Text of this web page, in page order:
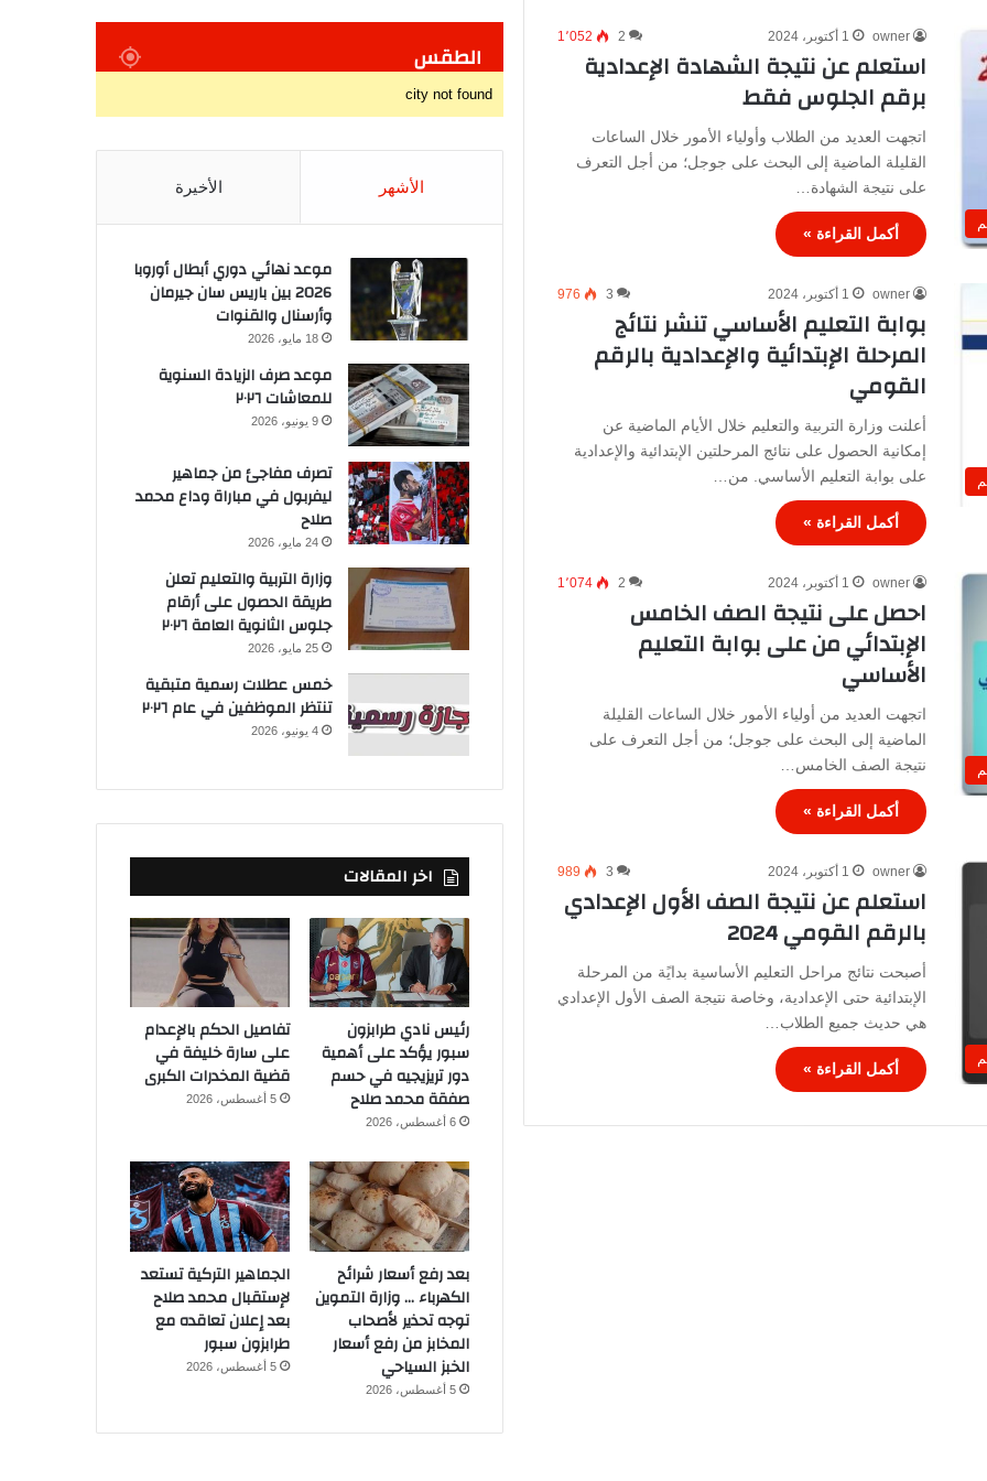
owner 1 أكتوبر، 2024 2 1٬052
استعلم عن نتيجة الشهادة الإعدادية
برقم الجلوس فقط
اتجهت العديد من الطلاب وأولياء الأمور خلال الساعات
القليلة الماضية إلى البحث على جوجل؛ من أجل التعرف
على نتيجة الشهادة…
أكمل القراءة »
owner 1 أكتوبر، 2024 3
976
بوابة التعليم الأساسي تنشر نتائج
المرحلة الإبتدائية والإعدادية بالرقم
القومي
أعلنت وزارة التربية والتعليم خلال الأيام الماضية عن
إمكانية الحصول على نتائج المرحلتين الإبتدائية والإعدادية
على بوابة التعليم الأساسي. من…
أكمل القراءة »
owner 1 أكتوبر، 2024 2 1٬074
احصل على نتيجة الصف الخامس
الإبتدائي من على بوابة التعليم
الأساسي
اتجهت العديد من أولياء الأمور خلال الساعات القليلة
الماضية إلى البحث على جوجل؛ من أجل التعرف على
نتيجة الصف الخامس…
أكمل القراءة »
owner 1 أكتوبر، 2024 3
989
استعلم عن نتيجة الصف الأول الإعدادي
بالرقم القومي 2024
أصبحت نتائج مراحل التعليم الأساسية بدايًة من المرحلة
الإبتدائية حتى الإعدادية، وخاصة نتيجة الصف الأول الإعدادي
هي حديث جميع الطلاب…
أكمل القراءة »
الطقس
city not found
الأشهر الأخيرة
موعد نهائي دوري أبطال أوروبا
2026 بين باريس سان جيرمان
وأرسنال والقنوات
18 مايو، 2026
موعد صرف الزيادة السنوية
للمعاشات ٢٠٢٦
9 يونيو، 2026
تصرف مفاجئ من جماهير
ليفربول في مباراة وداع محمد
صلاح
24 مايو، 2026
وزارة التربية والتعليم تعلن
طريقة الحصول على أرقام
جلوس الثانوية العامة ٢٠٢٦
25 مايو، 2026
خمس عطلات رسمية متبقية
تنتظر الموظفين في عام ٢٠٢٦
4 يونيو، 2026
اخر المقالات
رئيس نادي طرابزون
سبور يؤكد على أهمية
دور تريزيجيه في حسم
صفقة محمد صلاح
6 أغسطس، 2026
تفاصيل الحكم بالإعدام
على سارة خليفة في
قضية المخدرات الكبرى
5 أغسطس، 2026
بعد رفع أسعار شرائح
الكهرباء … وزارة التموين
توجه تحذير لأصحاب
المخابز من رفع أسعار
الخبز السياحي
5 أغسطس، 2026
الجماهير التركية تستعد
لإستقبال محمد صلاح
بعد إعلان تعاقده مع
طرابزون سبور
5 أغسطس، 2026